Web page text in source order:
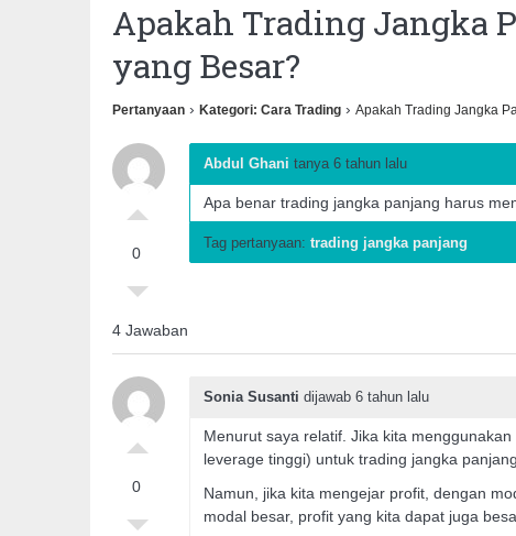
Apakah Trading Jangka
yang Besar?
Pertanyaan › Kategori: Cara Trading › Apakah Trading Jangka
0
Abdul Ghani tanya 6 tahun lalu
Apa benar trading jangka panjang harus
Tag pertanyaan: trading jangka panjang
4 Jawaban
0
Sonia Susanti dijawab 6 tahun lalu
Menurut saya relatif. Jika kita
leverage tinggi) untuk trading jangka
Namun, jika kita mengejar profit, dengan
modal besar, profit yang kita dapat juga